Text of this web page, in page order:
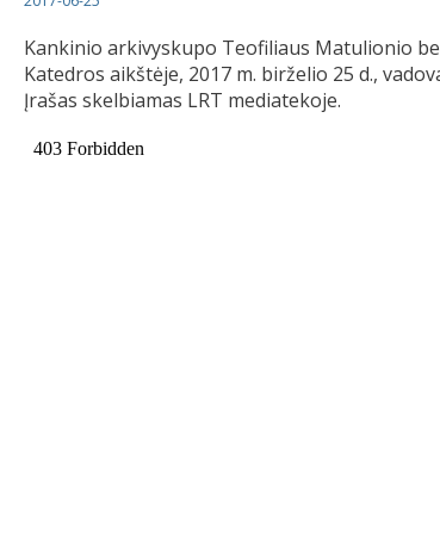
Kankinio arkivyskupo Teofiliaus Matulionio
Katedros aikštėje, 2017 m. birželio 25 d.,
Įrašas skelbiamas LRT mediatekoje.